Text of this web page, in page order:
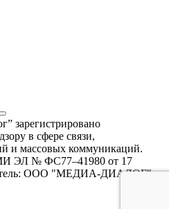
зарегистрировано
в сфере связи,
и массовых коммуникаций.
ЭЛ № ФС77–41980 от 17
ООО "МЕДИА-ДИАЛОГ"